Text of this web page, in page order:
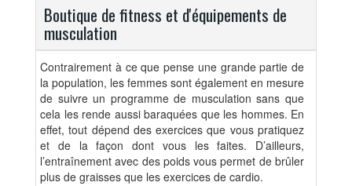
Boutique de fitness et d'équipements de
musculation
Contrairement à ce que pense une grande partie de
la population, les femmes sont également en mesure
de suivre un programme de musculation sans que
cela les rende aussi baraquées que les hommes. En
effet, tout dépend des exercices que vous pratiquez
et de la façon dont vous les faites. D’ailleurs,
l’entraînement avec des poids vous permet de brûler
plus de graisses que les exercices de cardio.